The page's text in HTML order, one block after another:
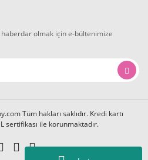
olmak için e-bültenimize
Tüm hakları saklıdır. Kredi kartı
sertifikası ile korunmaktadır.